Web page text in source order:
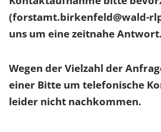
(forstamt.birkenfeld@wald-
uns um eine zeitnahe Antwort.
Wegen der Vielzahl der
einer Bitte um telefonische
leider nicht nachkommen.